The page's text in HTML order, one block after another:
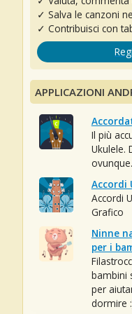
✓ Salva le canzoni
✓ Contribuisci con
APPLICAZIONI
Il più
Ukulele.
ovunque.
Accordi
Accordi
Grafico
Ninne
per i
bambini
per
dormire